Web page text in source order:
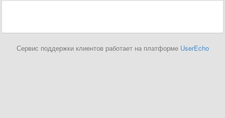
Сервис поддержки клиентов работает на платформе UserEcho